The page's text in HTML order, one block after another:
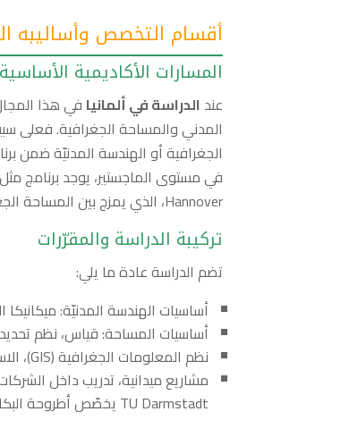
أقسام التخصص وأساليبه
المسارات الأكاديمية الأساسية
عند الدراسة في ألمانيا في هذا
الجغرافية أو الهندسة المدنيّة ضمن
Hannover، الذي يمزج بين المساحة الجغرافية وتقنيات المعلومات الجغرافية (GIS) .
تركيبة الدراسة والمقرّرات
تضم الدراسة عادة ما يلي:
أساسيات الهندسة المدنيّة: ميكانيكا
أساسيات المساحة: قياس، نظم تحديد
نظم المعلومات الجغرافية (GIS)، الاستشعار عن بعد، تحليل بيانات جغرافية.
مشاريع ميدانية، تدريب داخل
TU Darmstadt يخصّص أطروحة البكالوريوس بـ 12 نقطة.